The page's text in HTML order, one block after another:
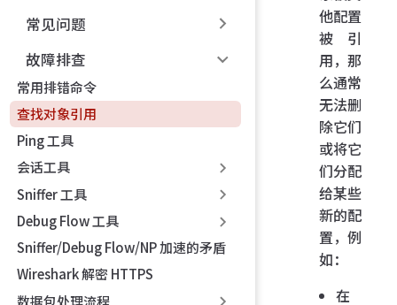
常见问题
故障排查
常用排错命令
查找对象引用
Ping 工具
会话工具
Sniffer 工具
Debug Flow 工具
Sniffer/Debug Flow/NP 加速的矛盾
Wireshark 解密 HTTPS
数据包处理流程
他配置
被引
用，那
么通常
无法删
除它们
或将它
们分配
给某些
新的配
置，例
如：
在